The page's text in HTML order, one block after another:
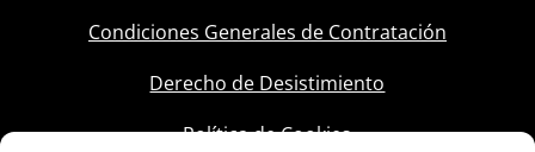
Condiciones Generales de Contratación
Derecho de Desistimiento
Política de Cookies